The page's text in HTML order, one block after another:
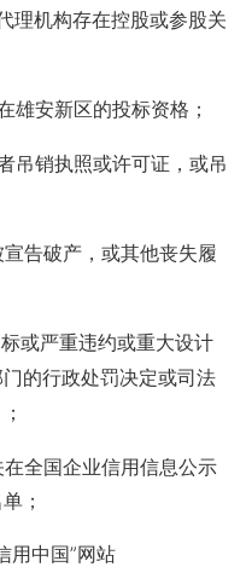
机构存在控股或参股关
安新区的投标资格；
销执照或许可证，或吊
告破产，或其他丧失履
或严重违约或重大设计
的行政处罚决定或司法
全国企业信用信息公示
；
中国”网站